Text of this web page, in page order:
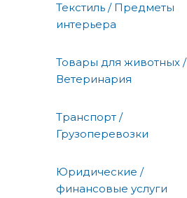
Текстиль / Предметы
интерьера
Товары для животных /
Ветеринария
Транспорт /
Грузоперевозки
Юридические /
финансовые услуги